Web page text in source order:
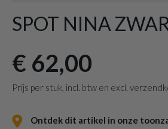
SPOT NINA
€ 62,00
Prijs per stuk, incl. btw en excl.
Ontdek dit artikel in onze